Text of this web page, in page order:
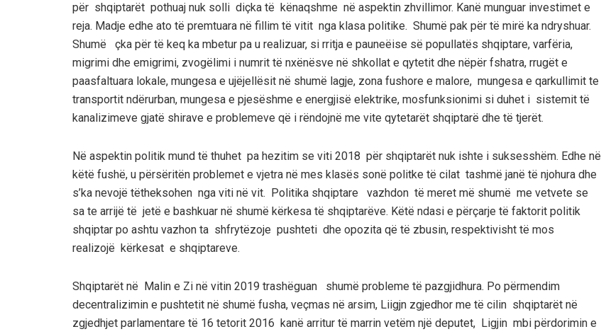
për shqiptarët pothuaj nuk solli diçka të kënaqshme në aspektin zhvillimor. Kanë munguar investimet e
reja. Madje edhe ato të premtuara në fillim të vitit nga klasa politike. Shumë pak për të mirë ka ndryshuar.
Shumë çka për të keq ka mbetur pa u realizuar, si rritja e pauneëise së popullatës shqiptare, varfëria,
migrimi dhe emigrimi, zvogëlimi i numrit të nxënësve në shkollat e qytetit dhe nëpër fshatra, rrugët e
paasfaltuara lokale, mungesa e ujëjellësit në shumë lagje, zona fushore e malore, mungesa e qarkullimit te
transportit ndërurban, mungesa e pjesëshme e energjisë elektrike, mosfunksionimi si duhet i sistemit të
kanalizimeve gjatë shirave e problemeve që i rëndojnë me vite qytetarët shqiptarë dhe të tjerët.
Në aspektin politik mund të thuhet pa hezitim se viti 2018 për shqiptarët nuk ishte i suksesshëm. Edhe në
këtë fushë, u përsëritën problemet e vjetra në mes klasës sonë politke të cilat tashmë janë të njohura dhe
s’ka nevojë tëtheksohen nga viti në vit. Politika shqiptare vazhdon të meret më shumë me vetvete se
sa te arrijë të jetë e bashkuar në shumë kërkesa të shqiptarëve. Këtë ndasi e përçarje të faktorit politik
shqiptar po ashtu vazhon ta shfrytëzoje pushteti dhe opozita që të zbusin, respektivisht të mos
realizojë kërkesat e shqiptareve.
Shqiptarët në Malin e Zi në vitin 2019 trashëguan shumë probleme të pazgjidhura. Po përmendim
decentralizimin e pushtetit në shumë fusha, veçmas në arsim, Liigjn zgjedhor me të cilin shqiptarët në
zgjedhjet parlamentare të 16 tetorit 2016 kanë arritur të marrin vetëm një deputet, Ligjin mbi përdorimin e